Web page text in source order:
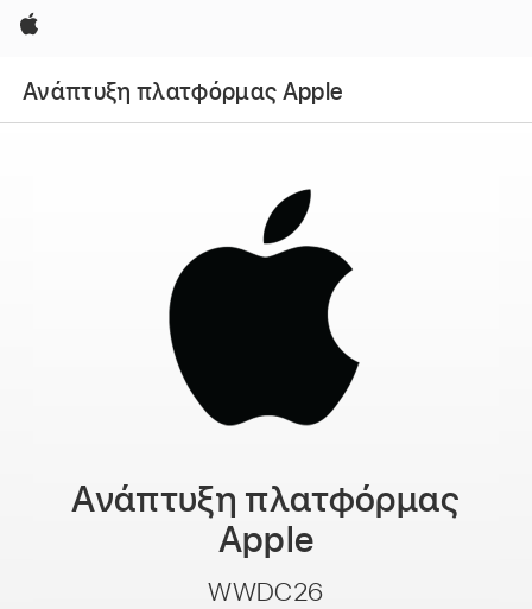
Apple
Ανάπτυξη πλατφόρμας Apple
Ανάπτυξη πλατφόρμας
Apple
WWDC26